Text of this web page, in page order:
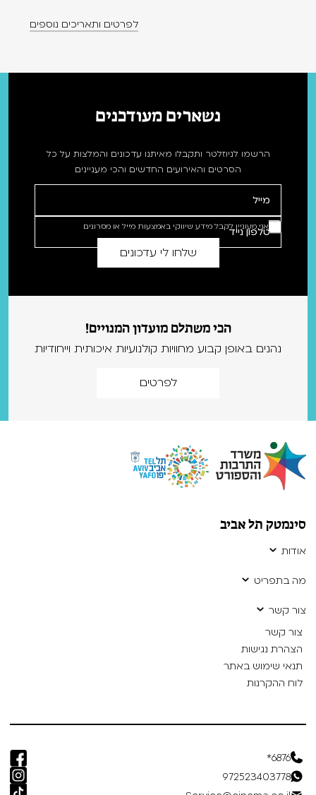
לפרטים ותאריכים נוספים
נשארים מעודכנים
הרשמו לניוזלטר ותקבלו מאיתנו עדכונים והמלצות על כל
הסרטים והאירועים החדשים והכי מעניינים
אני מעוניין לקבל מידע שיווקי באמצעות מייל או מסרונים
הכי משתלם מועדון המנויים!
נהנים באופן קבוע מחוויות קולנועיות איכותית וייחודיות
לפרטים
סינמטק תל אביב
אודות
מה בתפריט
צור קשר
צור קשר
הצהרת נגישות
תנאי שימוש באתר
לוח ההקרנות
6876*
972523403778